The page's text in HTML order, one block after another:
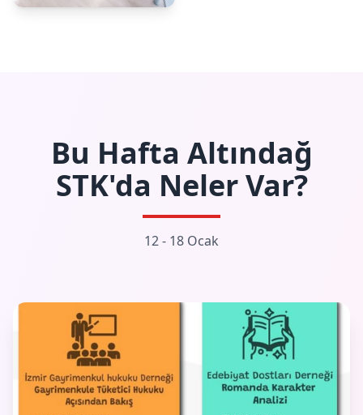
Bu Hafta Altındağ
STK'da Neler Var?
12 - 18 Ocak